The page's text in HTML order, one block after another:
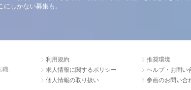
しかない募集も。
職
利用規約
求人情報に関するポリシー
個人情報の取り扱い
推奨環境
ヘルプ・お問い
参画のお問い合